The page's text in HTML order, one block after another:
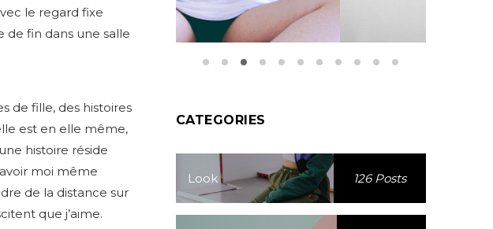
le regard fixe
de fin dans une salle
de fille, des histoires
est en elle même,
histoire réside
moi même
de la distance sur
que j’aime.
CATEGORIES
Look 126 Posts